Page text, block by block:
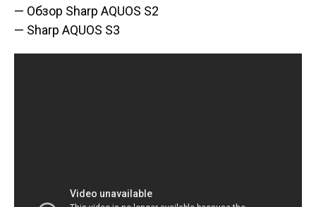
— Обзор Sharp AQUOS S2
— Sharp AQUOS S3